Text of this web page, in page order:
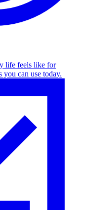
life feels like for
you can use today.